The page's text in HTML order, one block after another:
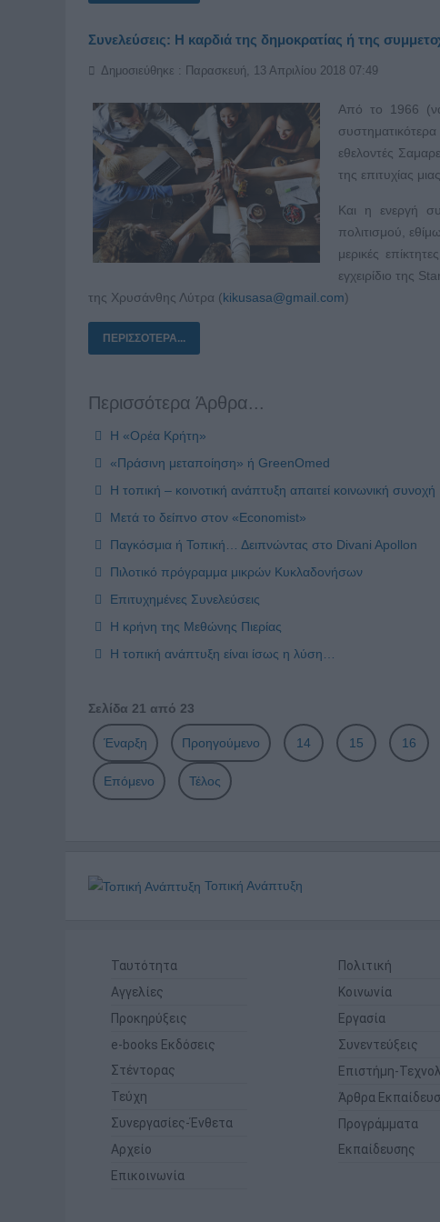
Συνελεύσεις: Η καρδιά της δημοκρατίας ή της
Δημοσιεύθηκε : Παρασκευή, 13 Απριλίου 2018 07:49
Από το 1966
εθελοντές
της επιτυχίας
Και η ενεργή
πολιτισμού,
μερικές
εγχειρίδιο της
της Χρυσάνθης Λύτρα (kikusasa@gmail.com)
ΠΕΡΙΣΣΌΤΕΡΑ...
Περισσότερα Άρθρα...
Η «Ορέα Κρήτη»
«Πράσινη μεταποίηση» ή GreenOmed
Η τοπική – κοινοτική ανάπτυξη απαιτεί κοινωνική συνοχή
Μετά το δείπνο στον «Economist»
Παγκόσμια ή Τοπική… Δειπνώντας στο Divani Apollon
Πιλοτικό πρόγραμμα μικρών Κυκλαδονήσων
Επιτυχημένες Συνελεύσεις
Η κρήνη της Μεθώνης Πιερίας
Η τοπική ανάπτυξη είναι ίσως η λύση…
Σελίδα 21 από 23
Έναρξη Προηγούμενο 14 15 16
Επόμενο Τέλος
Τοπική Ανάπτυξη
Ταυτότητα
Αγγελίες
Προκηρύξεις
e-books Εκδόσεις
Στέντορας
Τεύχη
Συνεργασίες-Ένθετα
Αρχείο
Επικοινωνία
Πολιτική
Κοινωνία
Εργασία
Συνεντεύξεις
Επιστήμη-
Άρθρα
Προγράμματα
Εκπαίδευσης